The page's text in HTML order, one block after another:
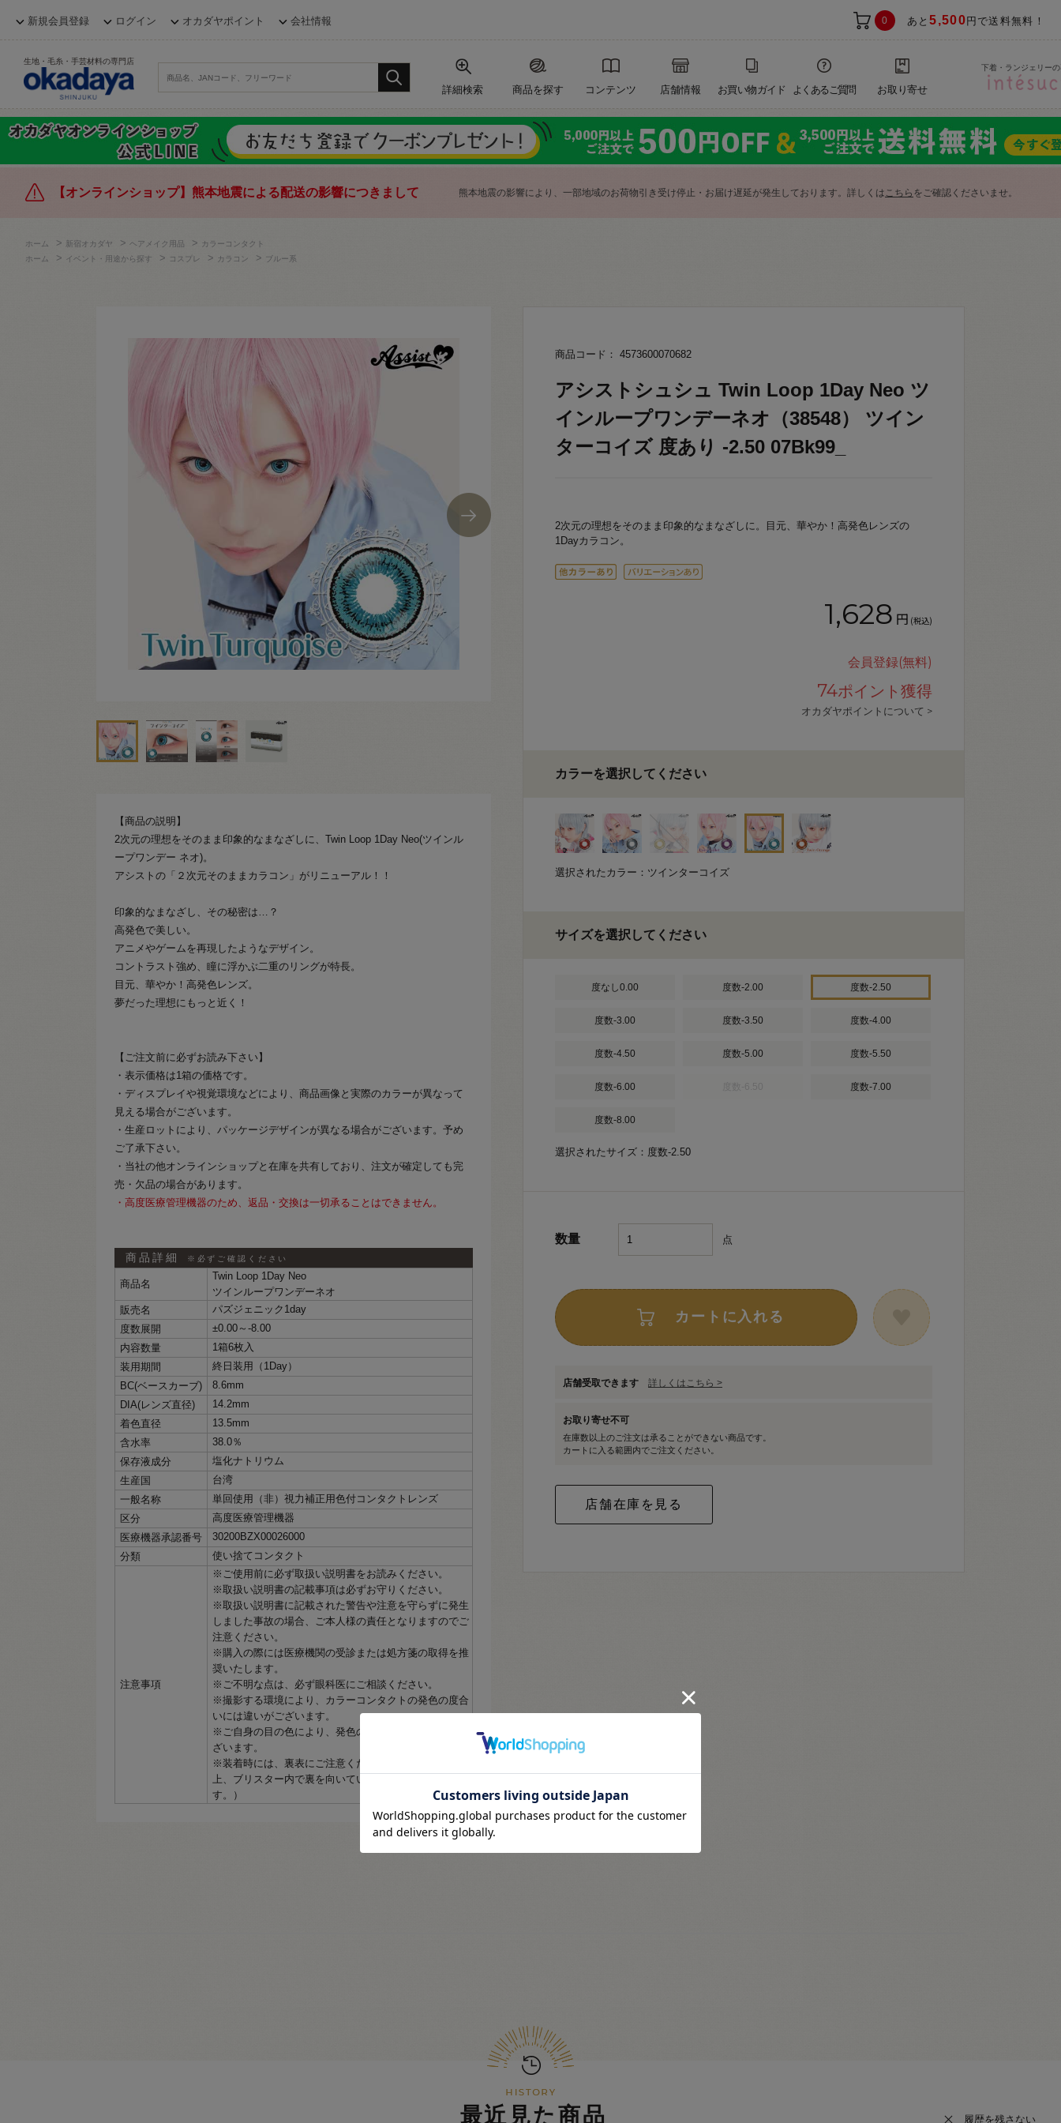
新規会員登録 ログイン オカダヤポイント 会社情報 0 あと5,500 円で送料無料！
生地・毛糸・手芸材料の専門店
詳細検索 商品を探す コンテンツ 店舗情報 お買い物ガイド よくあるご質問 お取り寄せ
下着・ランジェリー
【オンラインショップ】熊本地震による配送の影響につきまして 熊本地震の影響により、一部地域のお荷物引き受け停止・お届け遅延が発生しております。詳しくはこちら をご確認くださいませ。
ホーム > 新宿オカダヤ > ヘアメイク用品 >
カラーコンタクト
ホーム
> イベント・用途から探す > コスプレ > カラコン > ブルー系
【商品の説明】
2次元の理想をそのまま印象的なまなざしに、Twin Loop 1Day Neo(ツインル
ープワンデー ネオ)。
アシストの「２次元そのままカラコン」がリニューアル！！
印象的なまなざし、その秘密は…？
高発色で美しい。
アニメやゲームを再現したようなデザイン。
コントラスト強め、瞳に浮かぶ二重のリングが特長。
目元、華やか！高発色レンズ。
夢だった理想にもっと近く！
【ご注文前に必ずお読み下さい】
・表示価格は1箱の価格です。
・ディスプレイや視覚環境などにより、商品画像と実際のカラーが異なって
見える場合がございます。
・生産ロットにより、パッケージデザインが異なる場合がございます。予め
ご了承下さい。
・当社の他オンラインショップと在庫を共有しており、注文が確定しても完
売・欠品の場合があります。
・高度医療管理機器のため、返品・交換は一切承ることはできません。
商品詳細 ※必ずご確認ください
商品名
Twin Loop 1Day Neo
ツインループワンデーネオ
販売名
パズジェニック1day
度数展開
±0.00～‐8.00
内容数量
1箱6枚入
装用期間
終日装用（1Day）
BC(ベースカーブ)
8.6mm
DIA(レンズ直径)
14.2mm
着色直径
13.5mm
含水率
38.0％
保存液成分
塩化ナトリウム
生産国
台湾
一般名称
単回使用（非）視力補正用色付コンタクトレンズ
区分
高度医療管理機器
医療機器承認番号
30200BZX00026000
分類
使い捨てコンタクト
注意事項
※ご使用前に必ず取扱い説明書をお読みください。
※取扱い説明書の記載事項は必ずお守りください。
※取扱い説明書に記載された警告や注意を守らずに発生
しました事故の場合、ご本人様の責任となりますのでご
注意ください。
※購入の際には医療機関の受診または処方箋の取得を推
奨いたします。
※ご不明な点は、必ず眼科医にご相談ください。
※撮影する環境により、カラーコンタクトの発色の度合
いには違いがございます。
※ご自身の目の色により、発色の度合いには個人差がご
ざいます。
※装着時には、裏表にご注意ください。（商品の特性
上、ブリスター内で裏を向いているものがございま
す。）
商品コード： 4573600070682
アシストシュシュ Twin Loop 1Day Neo ツ
インループワンデーネオ（38548） ツイン
ターコイズ 度あり -2.50 07Bk99_
2次元の理想をそのまま印象的なまなざしに。目元、華やか！高発色レンズの
1Dayカラコン。
1,628 円 (税込)
会員登録(無料)
74ポイント獲得
オカダヤポイントについて >
カラーを選択してください
選択されたカラー：ツインターコイズ
サイズを選択してください
度なし0.00 度数-2.00 度数-2.50
度数-3.00 度数-3.50 度数-4.00
度数-4.50 度数-5.00 度数-5.50
度数-6.00 度数-7.00
度数-8.00
選択されたサイズ：度数-2.50
数量 点
カートに入れる
店舗受取できます 詳しくはこちら >
お取り寄せ不可
在庫数以上のご注文は承ることができない商品です。
カートに入る範囲内でご注文ください。
最近見た商品 履歴を残さない